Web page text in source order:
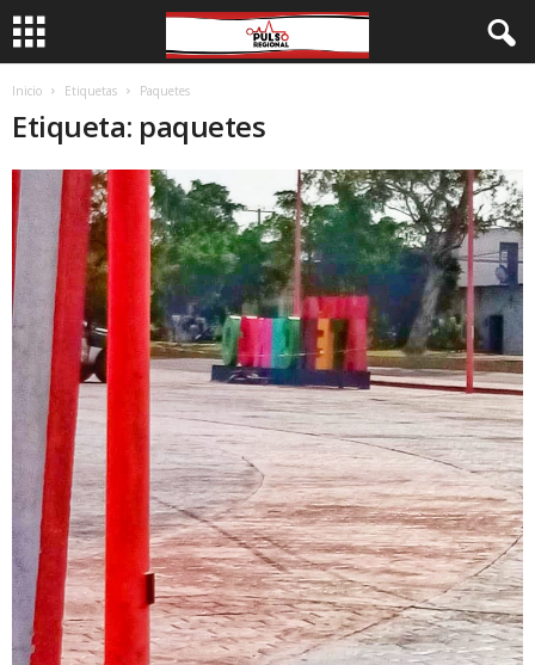
Inicio Etiquetas Paquetes
Etiqueta: paquetes